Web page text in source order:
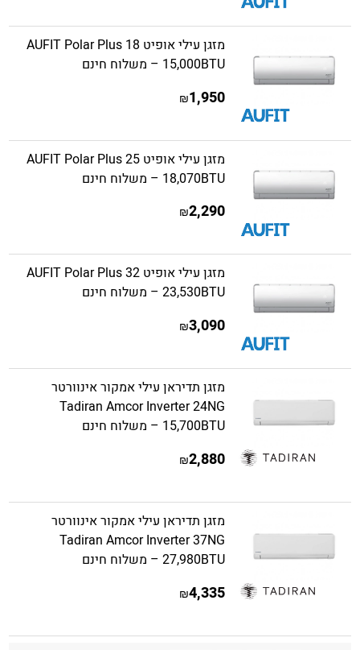
מזגן עילי אופיט AUFIT Polar Plus 18
15,000BTU – משלוח חינם
1,950
₪
מזגן עילי אופיט AUFIT Polar Plus 25
18,070BTU – משלוח חינם
2,290
₪
מזגן עילי אופיט AUFIT Polar Plus 32
23,530BTU – משלוח חינם
3,090
₪
מזגן תדיראן עילי אמקור אינוורטר
Tadiran Amcor Inverter 24NG
15,700BTU – משלוח חינם
2,880
₪
מזגן תדיראן עילי אמקור אינוורטר
Tadiran Amcor Inverter 37NG
27,980BTU – משלוח חינם
4,335
₪